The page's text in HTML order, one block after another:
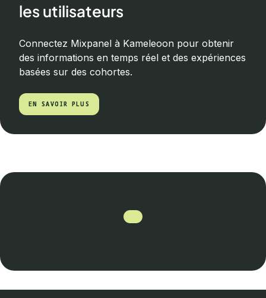
les utilisateurs
Connectez Mixpanel à Kameleoon pour obtenir
des informations en temps réel et des expériences
basées sur des cohortes.
EN SAVOIR PLUS
EN SAVOIR PLUS